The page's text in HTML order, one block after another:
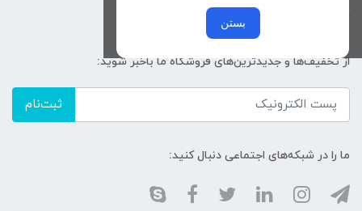
بستن
خرید عمده
از تخفیف‌ها و جدیدترین‌های فروشگاه ما باخبر شوید:
ثبت‌نام
ما را در شبکه‌های اجتماعی دنبال کنید: